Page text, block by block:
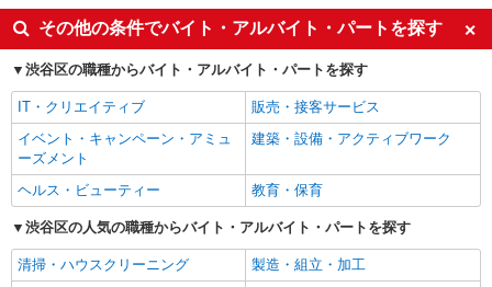
その他の条件でバイト・アルバイト・パートを探す
渋谷区の職種からバイト・アルバイト・パートを探す
IT・クリエイティブ
販売・接客サービス
イベント・キャンペーン・アミュ
ーズメント
建築・設備・アクティブワーク
ヘルス・ビューティー 教育・保育
渋谷区の人気の職種からバイト・アルバイト・パートを探す
清掃・ハウスクリーニング
製造・組立・加工